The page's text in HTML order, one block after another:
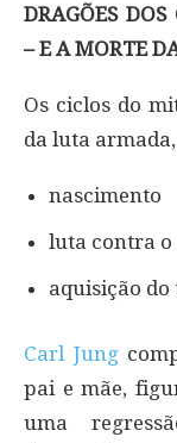
DRAGÕES
– E A MORTE
Os ciclos do
da luta
nascimento
luta contra o
aquisição
Carl Jung
pai e mãe,
uma